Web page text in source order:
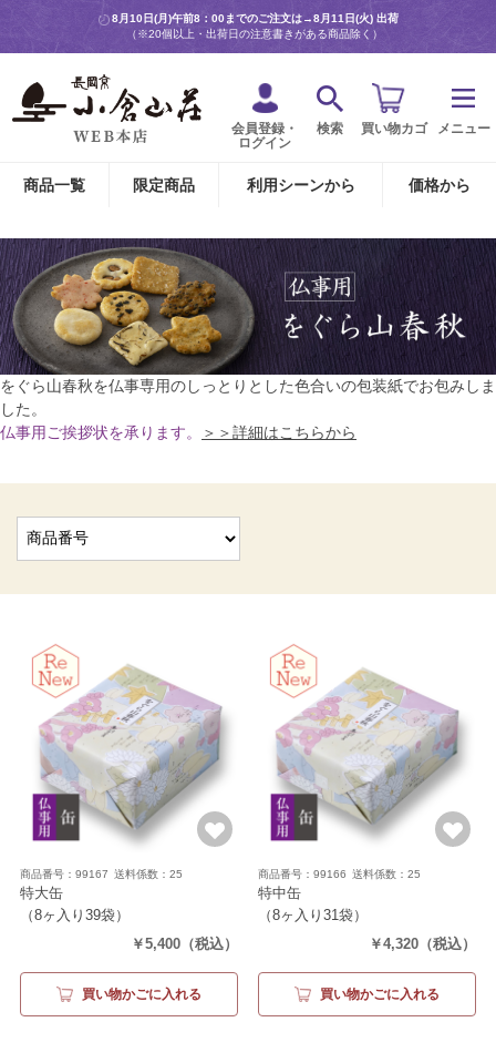
8月10日(月)午前8：00までのご注文は→8月11日(火) 出荷
（※20個以上・出荷日の注意書きがある商品除く）
会員登録・
ログイン
検索 買い物カゴ メニュー
商品一覧 限定商品 利用シーンから 価格から
をぐら山春秋を仏事専用のしっとりとした色合いの包装紙でお包みしま
した。
仏事用ご挨拶状を承ります。
＞＞詳細はこちらから
商品番号：99167 送料係数：25
特大缶
（8ヶ入り39袋）
￥5,400 （税込）
買い物かごに入れる
商品番号：99166 送料係数：25
特中缶
（8ヶ入り31袋）
￥4,320 （税込）
買い物かごに入れる